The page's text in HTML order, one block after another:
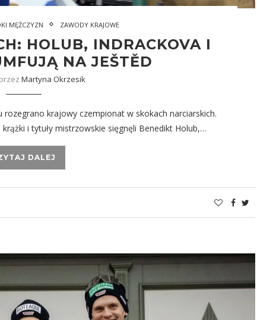
MĘŻCZYZN ZAWODY KRAJOWE
HOLUB, INDRACKOVA I
NA JEŠTĚD
Martyna Okrzesik
rozegrano krajowy czempionat w skokach narciarskich.
i tytuły mistrzowskie sięgnęli Benedikt Holub,…
DALEJ